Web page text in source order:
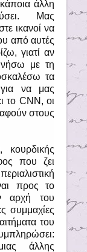
άλλη
Μας
ικανοί να
από αυτές
γιατί αν
με τη
τα
να μας
το CNN , οι
στους
που ζει
προς το
αρχή του
συμμαχίες
του
άλλης